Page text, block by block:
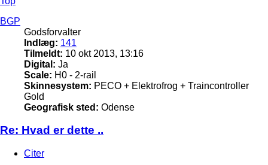
BGP
Godsforvalter
Indlæg: 141
Tilmeldt: 10 okt 2013, 13:16
Digital: Ja
Scale: H0 - 2-rail
Skinnesystem: PECO + Elektrofrog + Traincontroller
Gold
Geografisk sted: Odense
Re: Hvad er dette ..
Citer